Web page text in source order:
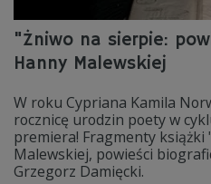
"Żniwo na sierpie:
Hanny Malewskiej
W roku Cypriana Kamila
rocznicę urodzin poety w
premiera! Fragmenty
Malewskiej, powieści
Grzegorz Damięcki.